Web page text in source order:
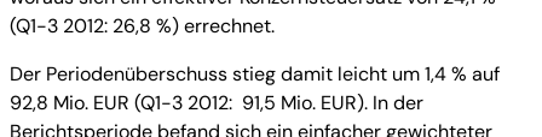
(Q1-3 2012: 26,8 %) errechnet.
Der Periodenüberschuss stieg damit leicht um 1,4 % auf
92,8 Mio. EUR (Q1-3 2012: 91,5 Mio. EUR). In der
Berichtsperiode befand sich ein einfacher gewichteter